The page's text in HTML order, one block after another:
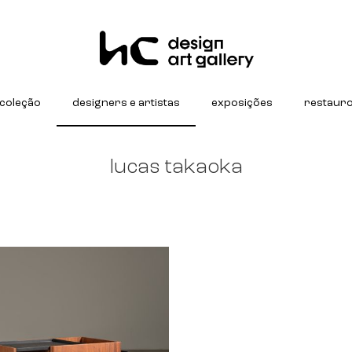
designers e artistas exposições
lucas takaoka